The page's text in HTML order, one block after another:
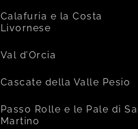
Calafuria e la Costa
Livornese
Val d’Orcia
Cascate della Valle Pesio
Passo Rolle e le Pale di
Martino